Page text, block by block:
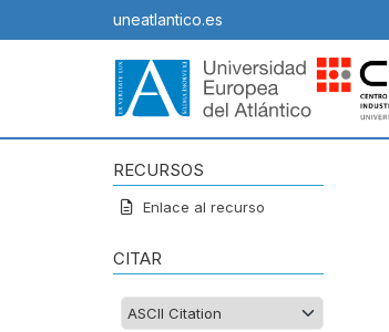
uneatlantico.es
RECURSOS
Enlace al recurso
CITAR